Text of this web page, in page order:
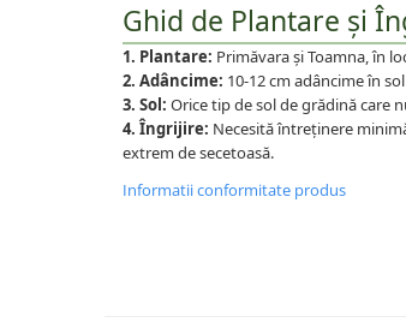
Ghid de Plantare și
1. Plantare: Primăvara și Toamna, în
2. Adâncime: 10-12 cm adâncime în
3. Sol: Orice tip de sol de grădină care
4. Îngrijire: Necesită întreținere
extrem de secetoasă.
Informatii conformitate produs